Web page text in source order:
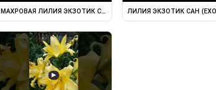
МАХРОВАЯ ЛИЛИЯ ЭКЗОТИК САН ОТЗЫВ. ЛИЛИЯ EXOTIC SUN
ЛИЛИЯ ЭКЗОТИК САН
▶